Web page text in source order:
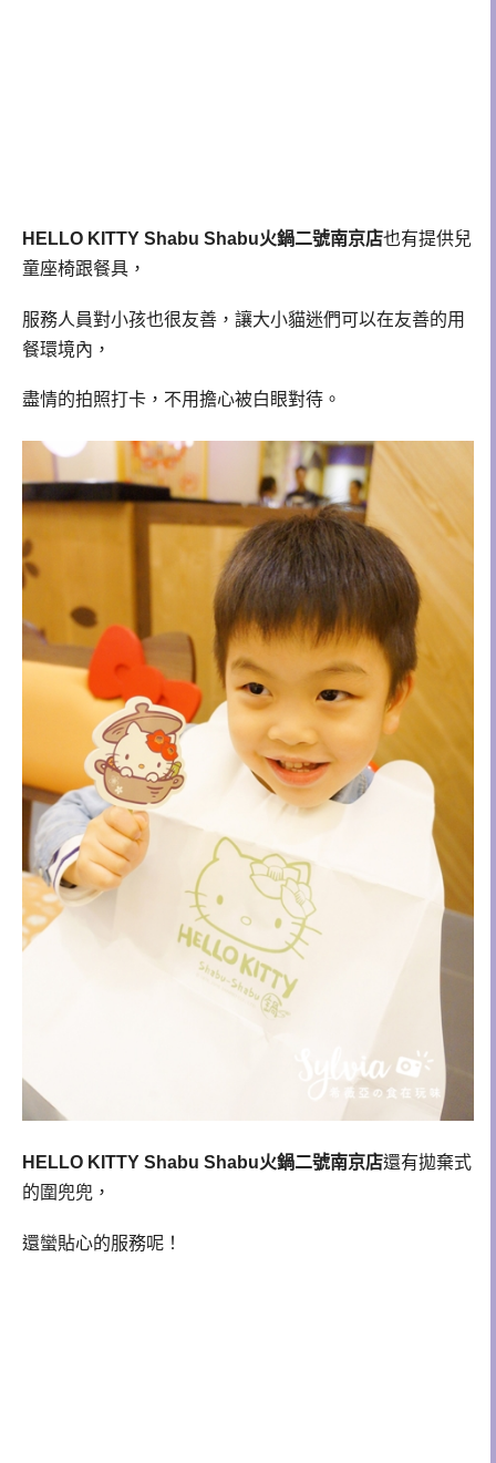
HELLO KITTY Shabu Shabu火鍋二號南京店也有提供兒
童座椅跟餐具，
服務人員對小孩也很友善，讓大小貓迷們可以在友善的用
餐環境內，
盡情的拍照打卡，不用擔心被白眼對待。
HELLO KITTY Shabu Shabu火鍋二號南京店還有拋棄式
的圍兜兜，
還蠻貼心的服務呢！